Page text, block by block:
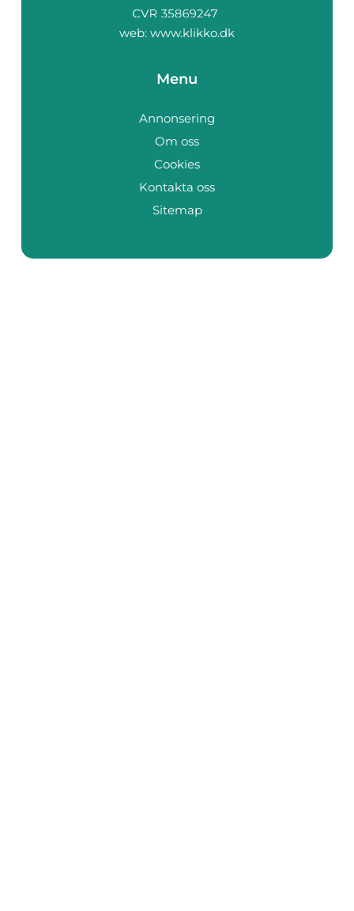
web: www.klikko.dk
Menu
Annonsering
Om oss
Cookies
Kontakta oss
Sitemap